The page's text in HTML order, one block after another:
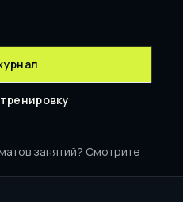
занятий? Смотрите